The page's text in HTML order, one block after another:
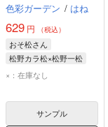
色彩ガーデン / はね
629 円 （税込）
おそ松さん
松野カラ松×松野一松
松野カラ松
×：在庫なし
サンプル